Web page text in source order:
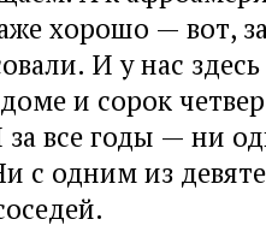
хорошо — вот,
И у нас
и сорок
все годы — ни
с одним из